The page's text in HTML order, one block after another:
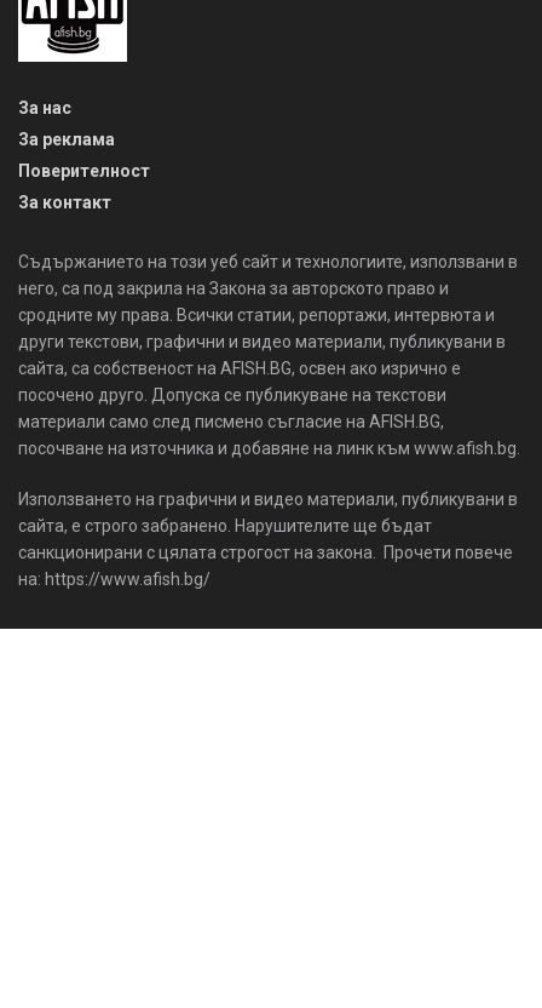
За нас
За реклама
Поверителност
За контакт
Съдържанието на този уеб сайт и технологиите, използвани в
него, са под закрила на Закона за авторското право и
сродните му права. Всички статии, репортажи, интервюта и
други текстови, графични и видео материали, публикувани в
сайта, са собственост на AFISH.BG, освен ако изрично е
посочено друго. Допуска се публикуване на текстови
материали само след писмено съгласие на AFISH.BG,
посочване на източника и добавяне на линк към www.afish.bg.
Използването на графични и видео материали, публикувани в
сайта, е строго забранено. Нарушителите ще бъдат
санкционирани с цялата строгост на закона. Прочети повече
на: https://www.afish.bg/